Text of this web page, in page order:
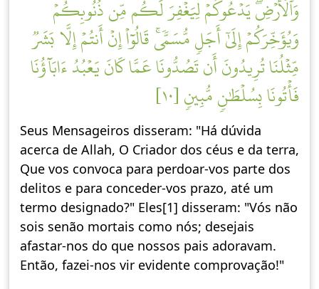
وَٱلۡأَرۡضِۖ يَدۡعُوكُمۡ لِيَغۡفِرَ لَكُم مِّن ذُنُوبِكُمۡ
وَيُؤَخِّرَكُمۡ إِلَىٰٓ أَجَلٖ مُّسَمّٗىۚ قَالُوٓاْ إِنۡ أَنتُمۡ إِلَّا بَشَرٞ
مِّثۡلُنَا تُرِيدُونَ أَن تَصُدُّونَا عَمَّا كَانَ يَعۡبُدُ ءَابَآؤُنَا
فَأۡتُونَا بِسُلۡطَٰنٖ مُّبِينٖ [١٠]
Seus Mensageiros disseram: "Há dúvida
acerca de Allah, O Criador dos céus e da terra,
Que vos convoca para perdoar-vos parte dos
delitos e para conceder-vos prazo, até um
termo designado?" Eles[1] disseram: "Vós não
sois senão mortais como nós; desejais
afastar-nos do que nossos pais adoravam.
Então, fazei-nos vir evidente comprovação!"